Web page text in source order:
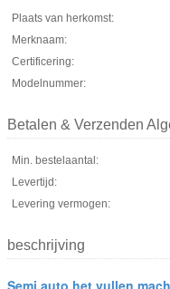
Plaats van herkomst:
Merknaam:
Certificering:
Modelnummer:
Betalen & Verzenden
Min. bestelaantal:
Levertijd:
Levering vermogen:
beschrijving
Semi auto het vullen